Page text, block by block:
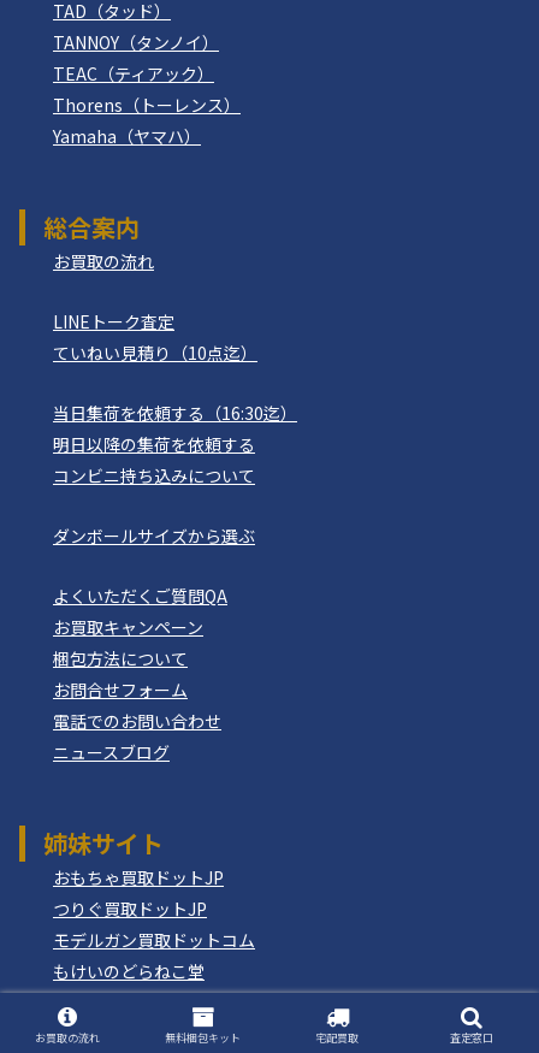
TAD（タッド）
TANNOY（タンノイ）
TEAC（ティアック）
Thorens（トーレンス）
Yamaha（ヤマハ）
総合案内
お買取の流れ
LINEトーク査定
ていねい見積り（10点迄）
当日集荷を依頼する（16:30迄）
明日以降の集荷を依頼する
コンビニ持ち込みについて
ダンボールサイズから選ぶ
よくいただくご質問QA
お買取キャンペーン
梱包方法について
お問合せフォーム
電話でのお問い合わせ
ニュースブログ
姉妹サイト
おもちゃ買取ドットJP
つりぐ買取ドットJP
モデルガン買取ドットコム
もけいのどらねこ堂
お買取の流れ 無料梱包キット 宅配買取 査定窓口